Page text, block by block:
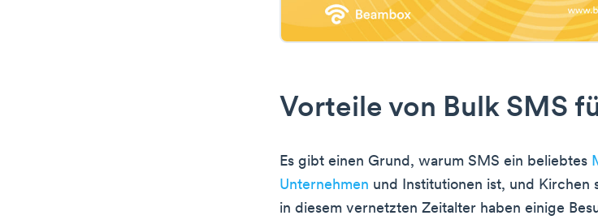
Vorteile von Bulk SMS
Es gibt einen Grund, warum SMS ein beliebtes
Unternehmen und Institutionen ist, und Kirchen
in diesem vernetzten Zeitalter haben einige